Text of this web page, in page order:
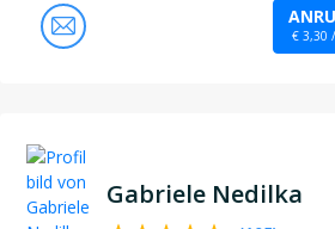
€ 3,30
Gabriele Nedilka